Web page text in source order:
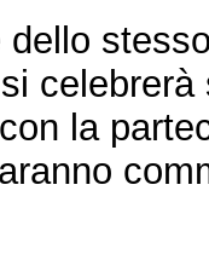
la